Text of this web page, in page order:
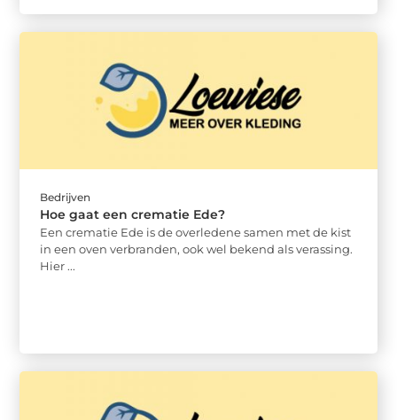
Bedrijven
Hoe gaat een crematie Ede?
Een crematie Ede is de overledene samen met de kist
in een oven verbranden, ook wel bekend als verassing.
Hier ...